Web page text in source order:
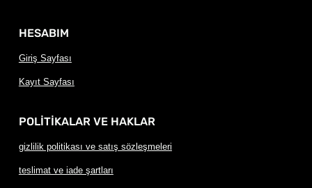
HESABIM
Giriş Sayfası
Kayıt Sayfası
POLİTİKALAR VE HAKLAR
gizlilik politikası ve satış sözleşmeleri
teslimat ve iade şartları